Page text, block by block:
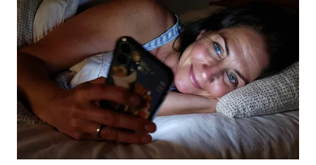
WN DELI
SERDANG
WN
TEBING
TINGGI
WN
PAKPAK